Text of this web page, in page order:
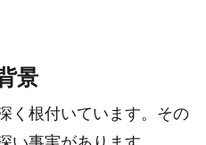
景
く根付いています。その